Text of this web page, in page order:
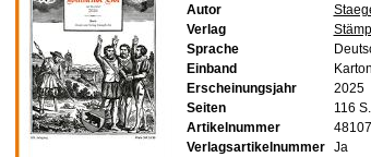
Autor
Verlag
Sprache
Einband
Erscheinungsjahr
2025
Seiten
116 S.
Artikelnummer
Verlagsartikelnummer
Ja